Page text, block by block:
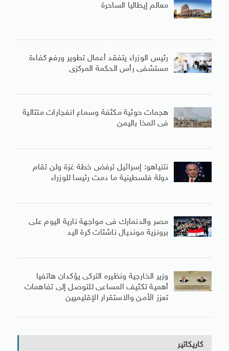
معالم إيطاليا الساحرة
رئيس الوزراء يتفقد أعمال تطوير ورفع كفاءة
مستشفى رأس الحكمة المركزى
هجمات حوثية مكثفة وسماع انفجارات متتالية
فى المخا باليمن
نتنياهو: إسرائيل ترفض خطة غزة ولن تقام
دولة فلسطينية ما دمت رئيسا للوزراء
مصر والدنمارك فى مواجهة نارية اليوم على
برونزية مونديال ناشئات كرة اليد
وزير الخارجية ونظيره التركى يؤكدان هاتفيا
أهمية تكثيف المساعى للتوصل إلى تفاهمات
تعزز الأمن والاستقرار الإقليميين
كاريكاتير